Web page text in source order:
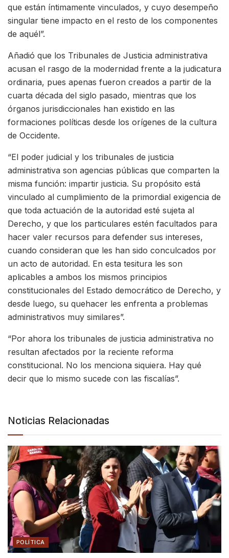
que están íntimamente vinculados, y cuyo desempeño
singular tiene impacto en el resto de los componentes
de aquél”.
Añadió que los Tribunales de Justicia administrativa
acusan el rasgo de la modernidad frente a la judicatura
ordinaria, pues apenas fueron creados a partir de la
cuarta década del siglo pasado, mientras que los
órganos jurisdiccionales han existido en las
formaciones políticas desde los orígenes de la cultura
de Occidente.
“El poder judicial y los tribunales de justicia
administrativa son agencias públicas que comparten la
misma función: impartir justicia. Su propósito está
vinculado al cumplimiento de la primordial exigencia de
que toda actuación de la autoridad esté sujeta al
Derecho, y que los particulares estén facultados para
hacer valer recursos para defender sus intereses,
cuando consideran que les han sido conculcados por
un acto de autoridad. En esta tesitura les son
aplicables a ambos los mismos principios
constitucionales del Estado democrático de Derecho, y
desde luego, su quehacer les enfrenta a problemas
administrativos muy similares”.
“Por ahora los tribunales de justicia administrativa no
resultan afectados por la reciente reforma
constitucional. No los menciona siquiera. Hay qué
decir que lo mismo sucede con las fiscalías”.
Noticias Relacionadas
POLÍTICA